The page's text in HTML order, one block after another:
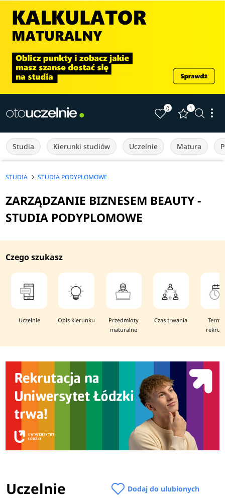
0 1
Studia Kierunki studiów Uczelnie Matura
STUDIA STUDIA PODYPLOMOWE
ZARZĄDZANIE BIZNESEM BEAUTY -
STUDIA PODYPLOMOWE
Czego szukasz
Uczelnie Opis kierunku
Przedmioty
maturalne
Czas trwania
Uczelnie Dodaj do ulubionych